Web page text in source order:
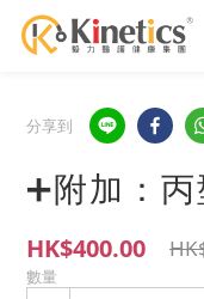
分享到
➕附加：
HK$400.00
數量